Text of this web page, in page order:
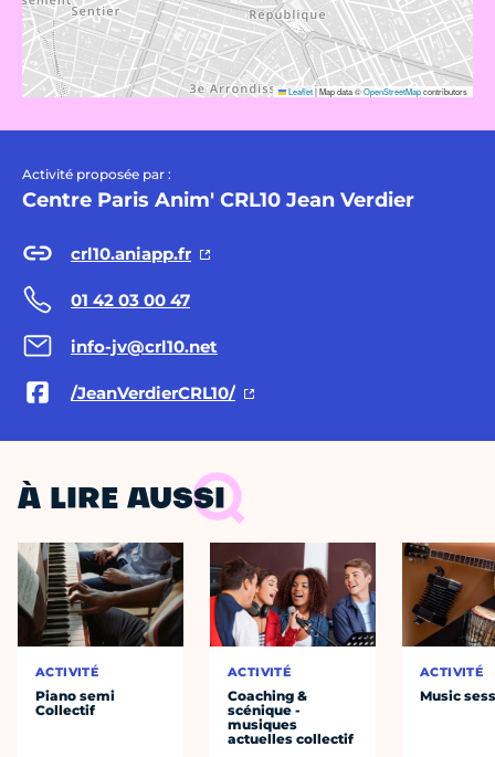
Leaflet|Map data ©OpenStreetMapcontributors
Activité proposée par :
Centre Paris Anim' CRL10 Jean Verdier
crl10.aniapp.fr
01 42 03 00 47
info-jv@crl10.net
/JeanVerdierCRL10/
À LIRE AUSSI
ACTIVITÉ
Piano semi
Collectif
ACTIVITÉ
Coaching &
scénique -
musiques
actuelles collectif
ACTIVITÉ
Music